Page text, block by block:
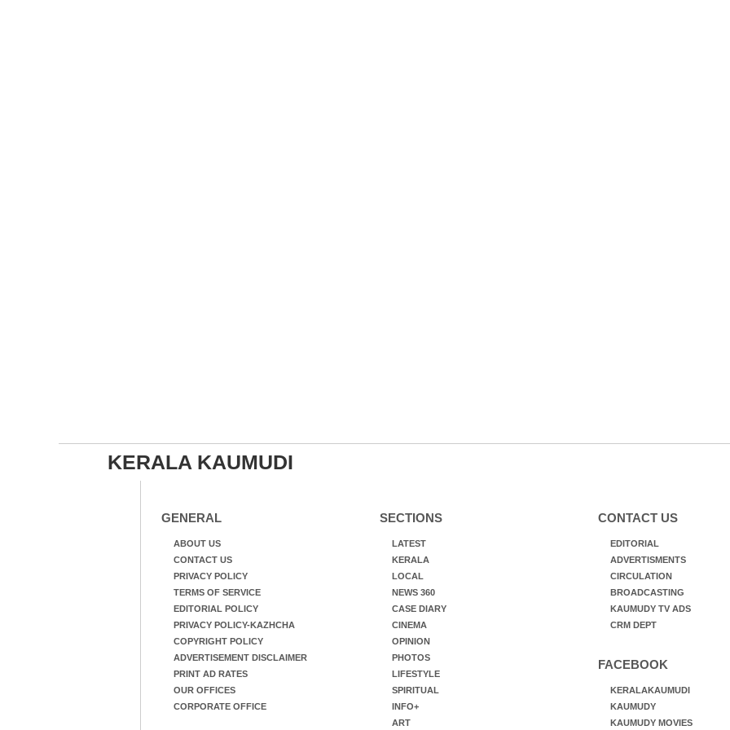
KERALA KAUMUDI
GENERAL
ABOUT US
CONTACT US
PRIVACY POLICY
TERMS OF SERVICE
EDITORIAL POLICY
PRIVACY POLICY-KAZHCHA
COPYRIGHT POLICY
ADVERTISEMENT DISCLAIMER
PRINT AD RATES
OUR OFFICES
CORPORATE OFFICE
SECTIONS
LATEST
KERALA
LOCAL
NEWS 360
CASE DIARY
CINEMA
OPINION
PHOTOS
LIFESTYLE
SPIRITUAL
INFO+
ART
CONTACT US
EDITORIAL
ADVERTISMENTS
CIRCULATION
BROADCASTING
KAUMUDY TV ADS
CRM DEPT
FACEBOOK
KERALAKAUMUDI
KAUMUDY
KAUMUDY MOVIES